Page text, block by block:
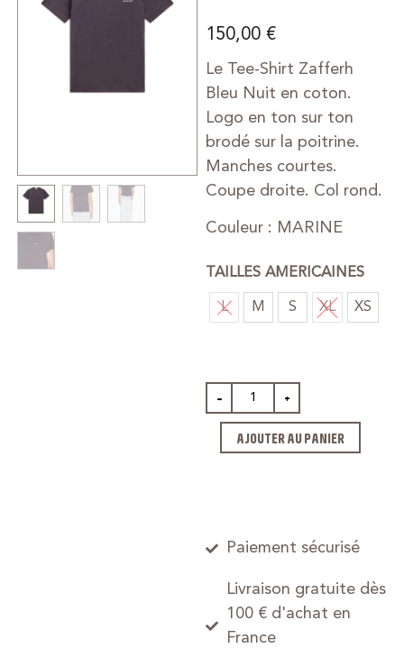
150,00€
Le Tee-Shirt Zafferh
Bleu Nuit en coton.
Logo en ton sur ton
brodé sur la poitrine.
Manches courtes.
Coupe droite. Col rond.
Couleur : MARINE
TAILLES AMERICAINES
L M S XL XS
- +
AJOUTER AU PANIER
Paiement sécurisé
Livraison gratuite dès
100 € d'achat en
France